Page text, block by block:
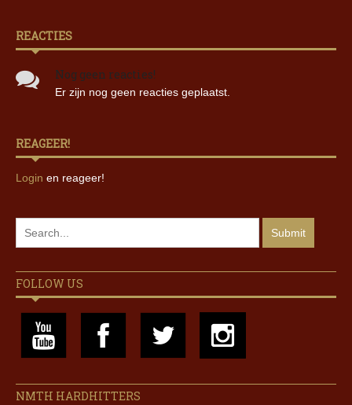
REACTIES
Nog geen reacties!
Er zijn nog geen reacties geplaatst.
REAGEER!
Login en reageer!
FOLLOW US
NMTH HARDHITTERS